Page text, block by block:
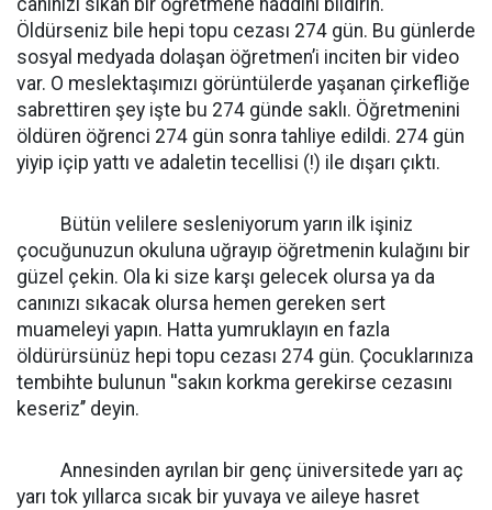
Öldürseniz bile hepi topu cezası 274 gün. Bu günlerde
sosyal medyada dolaşan öğretmen’i inciten bir video
var. O meslektaşımızı görüntülerde yaşanan çirkefliğe
sabrettiren şey işte bu 274 günde saklı. Öğretmenini
öldüren öğrenci 274 gün sonra tahliye edildi. 274 gün
yiyip içip yattı ve adaletin tecellisi (!) ile dışarı çıktı.
Bütün velilere sesleniyorum yarın ilk işiniz
çocuğunuzun okuluna uğrayıp öğretmenin kulağını bir
güzel çekin. Ola ki size karşı gelecek olursa ya da
canınızı sıkacak olursa hemen gereken sert
muameleyi yapın. Hatta yumruklayın en fazla
öldürürsünüz hepi topu cezası 274 gün. Çocuklarınıza
tembihte bulunun ''sakın korkma gerekirse cezasını
keseriz’’ deyin.
Annesinden ayrılan bir genç üniversitede yarı aç
yarı tok yıllarca sıcak bir yuvaya ve aileye hasret